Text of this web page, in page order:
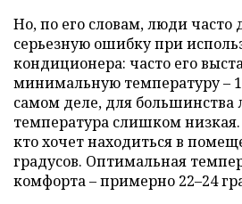
Но, по его словам, люди часто
серьезную ошибку при
кондиционера: часто его
минимальную температуру –
самом деле, для большинства
температура слишком
кто хочет находиться в
градусов. Оптимальная
комфорта – примерно 22–24